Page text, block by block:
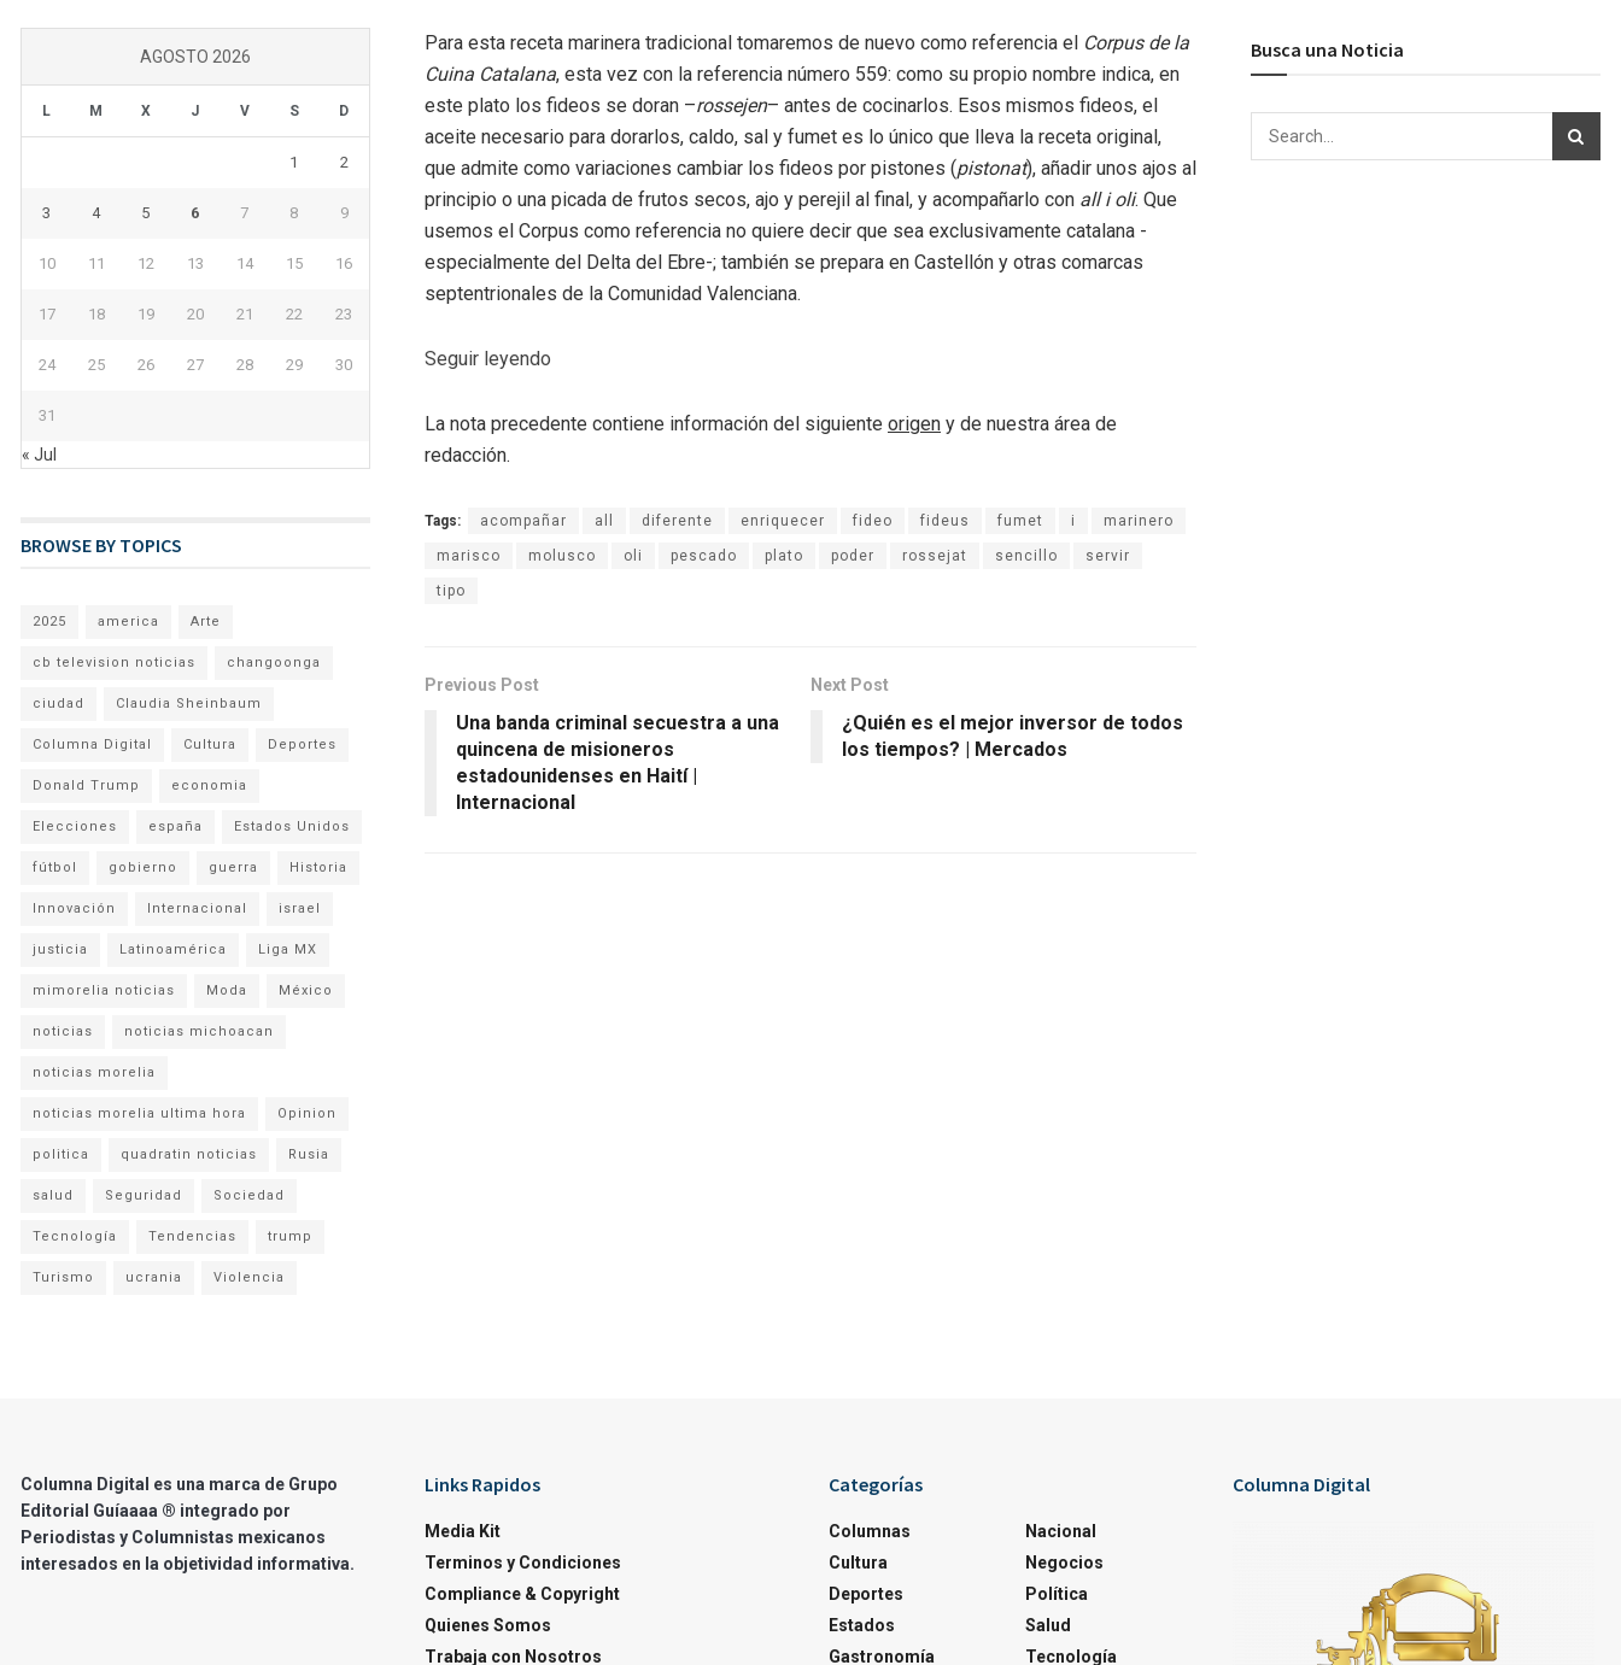
Para esta receta marinera tradicional tomaremos de nuevo como referencia el Corpus de la
Cuina Catalana, esta vez con la referencia número 559: como su propio nombre indica, en
este plato los fideos se doran –rossejen– antes de cocinarlos. Esos mismos fideos, el
aceite necesario para dorarlos, caldo, sal y fumet es lo único que lleva la receta original,
que admite como variaciones cambiar los fideos por pistones (pistonat), añadir unos ajos al
principio o una picada de frutos secos, ajo y perejil al final, y acompañarlo con all i oli. Que
usemos el Corpus como referencia no quiere decir que sea exclusivamente catalana -
especialmente del Delta del Ebre-; también se prepara en Castellón y otras comarcas
septentrionales de la Comunidad Valenciana.
Seguir leyendo
La nota precedente contiene información del siguiente origen y de nuestra área de
redacción.
Tags: acompañar all diferente enriquecer fideo fideus fumet i marinero
marisco molusco oli pescado plato poder rossejat sencillo servir
tipo
Previous Post
Una banda criminal secuestra a una
quincena de misioneros
estadounidenses en Haití |
Internacional
Next Post
¿Quién es el mejor inversor de todos
los tiempos? | Mercados
AGOSTO 2026
L M X J V S D
1 2
3 4 5 6 7 8 9
10 11 12 13 14 15 16
17 18 19 20 21 22 23
24 25 26 27 28 29 30
31
« Jul
BROWSE BY TOPICS
2025 america Arte
cb television noticias changoonga
ciudad Claudia Sheinbaum
Columna Digital Cultura Deportes
Donald Trump economia
Elecciones españa Estados Unidos
fútbol gobierno guerra Historia
Innovación Internacional israel
justicia Latinoamérica Liga MX
mimorelia noticias Moda México
noticias noticias michoacan
noticias morelia
noticias morelia ultima hora Opinion
politica quadratin noticias Rusia
salud Seguridad Sociedad
Tecnología Tendencias trump
Turismo ucrania Violencia
Busca una Noticia
Columna Digital es una marca de Grupo
Editorial Guíaaaa ® integrado por
Periodistas y Columnistas mexicanos
interesados en la objetividad informativa.
Links Rapidos
Media Kit
Terminos y Condiciones
Compliance & Copyright
Quienes Somos
Trabaja con Nosotros
Categorías
Columnas
Cultura
Deportes
Estados
Gastronomía
Nacional
Negocios
Política
Salud
Tecnología
Columna Digital